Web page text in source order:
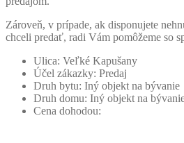
Zároveň, v prípade, ak disponujete
chceli predať, radi Vám pomôžeme so
Ulica: Veľké Kapušany
Účel zákazky: Predaj
Druh bytu: Iný objekt na bývanie
Druh domu: Iný objekt na
Cena dohodou: